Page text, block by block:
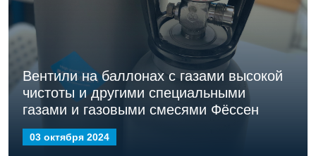
Вентили на баллонах с газами высокой
чистоты и другими специальными
газами и газовыми смесями Фёссен
03 октября 2024